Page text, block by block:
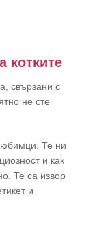
котките
свързани с
не сте
Те ни
и как
Те са извор
и